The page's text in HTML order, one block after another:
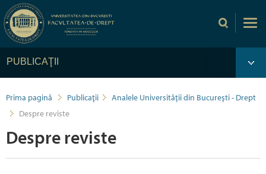
PUBLICAŢII
Prima pagină Publicaţii
Analele Universității din București - Drept
Despre reviste
Despre reviste